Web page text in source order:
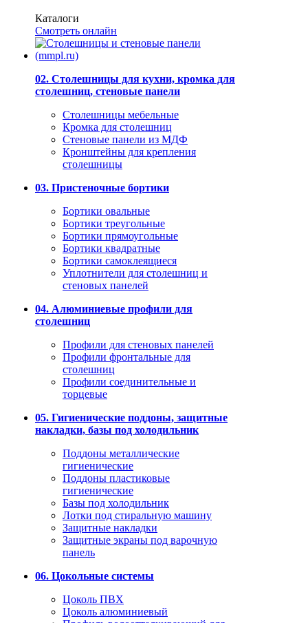
Каталоги
Смотреть онлайн
02. Столешницы для кухни, кромка для
столешниц, стеновые панели
Столешницы мебельные
Кромка для столешниц
Стеновые панели из МДФ
Кронштейны для крепления
столешницы
03. Пристеночные бортики
Бортики овальные
Бортики треугольные
Бортики прямоугольные
Бортики квадратные
Бортики самоклеящиеся
Уплотнители для столешниц и
стеновых панелей
04. Алюминиевые профили для
столешниц
Профили для стеновых панелей
Профили фронтальные для
столешниц
Профили соединительные и
торцевые
05. Гигиенические поддоны, защитные
накладки, базы под холодильник
Поддоны металлические
гигиенические
Поддоны пластиковые
гигиенические
Базы под холодильник
Лотки под стиральную машину
Защитные накладки
Защитные экраны под варочную
панель
06. Цокольные системы
Цоколь ПВХ
Цоколь алюминиевый